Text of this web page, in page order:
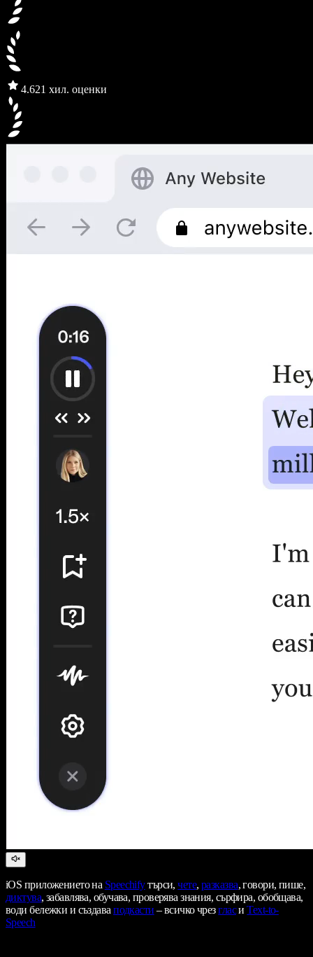
4.621 хил. оценки
iOS приложението на Speechifyтърси,чете, разказва, говори, пише,
диктува, забавлява, обучава, проверява знания, сърфира, обобщава,
води бележки и създаваподкасти – всичко чрезгласиText-to-
Speech